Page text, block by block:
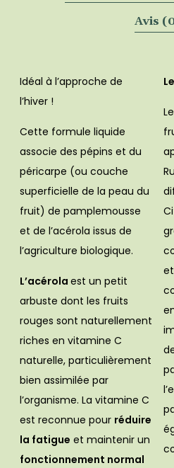
Avis
Idéal à l’approche de
l’hiver !
Cette formule liquide
associe des pépins et du
péricarpe (ou couche
superficielle de la peau du
fruit) de pamplemousse
et de l’acérola issus de
l’agriculture biologique.
L’acérola est un petit
arbuste dont les fruits
rouges sont naturellement
riches en vitamine C
naturelle, particulièrement
bien assimilée par
l’organisme. La vitamine C
est reconnue pour réduire
la fatigue et maintenir un
fonctionnement normal